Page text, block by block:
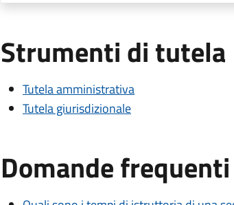
Strumenti di tutela
Tutela amministrativa
Tutela giurisdizionale
Domande frequenti